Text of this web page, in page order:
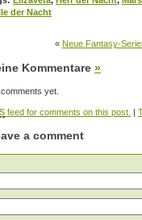
der Nacht
« Neue Fantasy-
Kommentare »
yet.
feed for comments on this post. |
a comment